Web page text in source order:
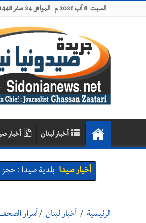
السبت 8 آب 2026 م الموافق 24 صفر 1448 هـ
أخبار لبنان أخبار
أخبار صيدا بلدية صيدا : حجز
أخبار صيدا
بلدية صيدا
الرئيسية / أخبار لبنان / أسرار الصحف